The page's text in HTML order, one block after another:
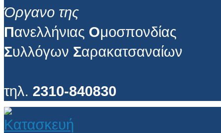
Όργανο της
Πανελλήνιας Ομοσπονδίας
Συλλόγων Σαρακατσαναίων
τηλ. 2310-840830